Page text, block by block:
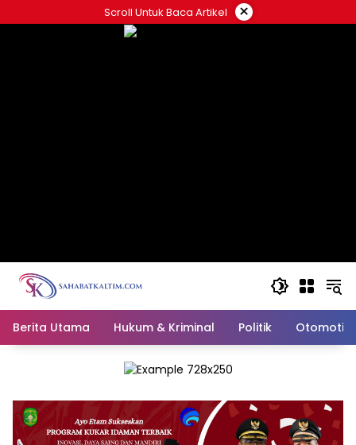
to
Scroll Untuk Baca Artikel ×
Berita Utama Hukum & Kriminal Politik Otomotif